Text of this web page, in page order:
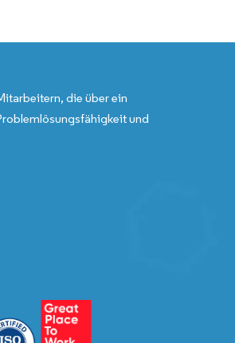
die über ein
und